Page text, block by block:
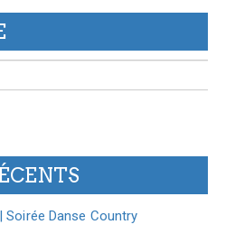
Danse Country